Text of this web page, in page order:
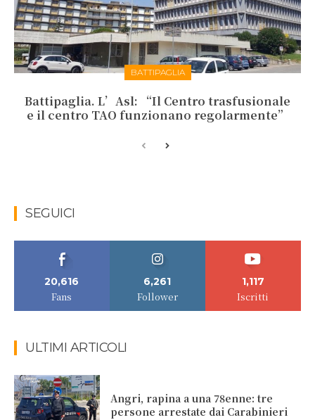
BATTIPAGLIA
Battipaglia. L’Asl: “Il Centro trasfusionale
e il centro TAO funzionano regolarmente”
SEGUICI
20,616
Fans
6,261
Follower
1,117
Iscritti
ULTIMI ARTICOLI
Angri, rapina a una 78enne: tre
persone arrestate dai Carabinieri